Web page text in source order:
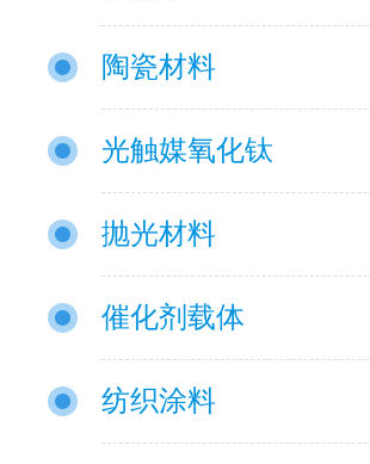
陶瓷材料
光触媒氧化钛
抛光材料
催化剂载体
纺织涂料